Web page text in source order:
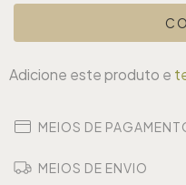
Adicione este produto e
MEIOS DE
MEIOS DE ENVIO